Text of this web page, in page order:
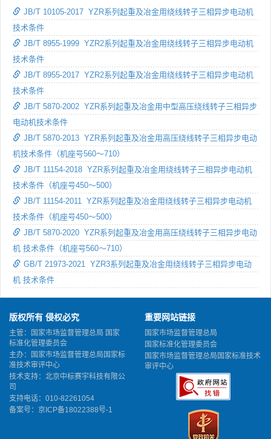
JB/T 10105-2017 YZR系列起重及冶金用绕线转子三相异步电动机
技术条件
JB/T 8955-1999 YZR2系列起重及冶金用绕线转子三相异步电动机
技术条件
JB/T 8955-2017 YZR2系列起重及冶金用绕线转子三相异步电动机
技术条件
JB/T 5870-2002 YZR系列起重及冶金用中型高压绕线转子三相异步
电动机技术条件
JB/T 5870-2013 YZR系列起重及冶金用高压绕线转子三相异步电动
机技术条件（机座号560～710）
JB/T 11154-2018 YZR系列起重及冶金用绕线转子三相异步电动机
技术条件（机座号450～500）
JB/T 11154-2011 YZR系列起重及冶金用绕线转子三相异步电动机
技术条件（机座号450～500）
JB/T 5870-2020 YZR系列起重及冶金用高压绕线转子三相异步电动
机 技术条件（机座号560～710）
GB/T 21973-2021 YZR3系列起重及冶金用绕线转子三相异步电动
机 技术条件
版权所有 侵权必究
主管：国家市场监督管理总局 国家
标准化管理委员会
主办：国家市场监督管理总局国家标
准技术审评中心
技术支持：北京中标赛宇科技有限公
司
支持电话：010-82261054
备案号： 京ICP备18022388号-1
重要网站链接
国家市场监督管理总局
国家标准化管理委员会
国家市场监督管理总局国家标准技术
审评中心